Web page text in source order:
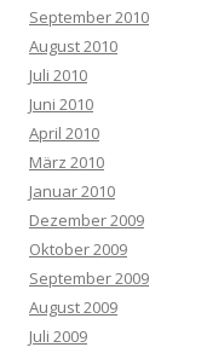
September 2010
August 2010
Juli 2010
Juni 2010
April 2010
März 2010
Januar 2010
Dezember 2009
Oktober 2009
September 2009
August 2009
Juli 2009